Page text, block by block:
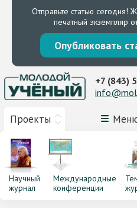
Отправьте статью сегодня!
печатный экземпляр
Опубликовать
Проекты
+7 (843)
Научный
журнал
Международные
конференции